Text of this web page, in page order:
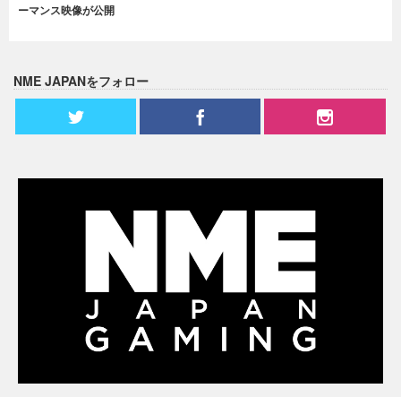
ーマンス映像が公開
NME JAPANをフォロー